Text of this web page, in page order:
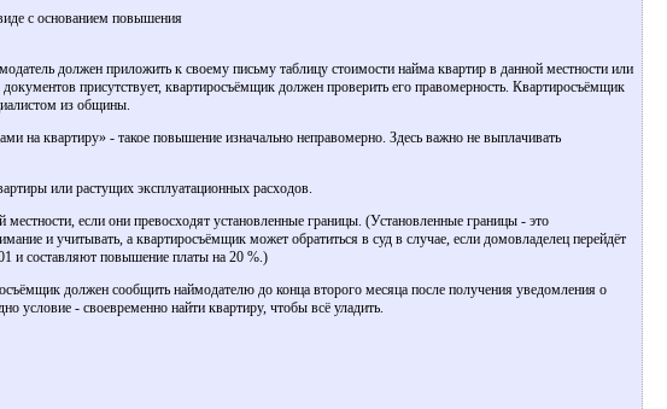
с основанием повышения
должен приложить к своему письму таблицу стоимости найма квартир в данной местности или
присутствует, квартиросъёмщик должен проверить его правомерность. Квартиросъёмщик
из общины.
на квартиру» - такое повышение изначально неправомерно. Здесь важно не выплачивать
или растущих эксплуатационных расходов.
если они превосходят установленные границы. (Установленные границы - это
и учитывать, а квартиросъёмщик может обратиться в суд в случае, если домовладелец перейдёт
и составляют повышение платы на 20 %.)
должен сообщить наймодателю до конца второго месяца после получения уведомления о
условие - своевременно найти квартиру, чтобы всё уладить.